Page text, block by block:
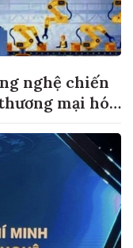
nghệ chiến
mại hóa